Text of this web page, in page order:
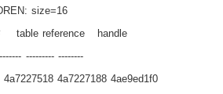
size=16
table reference
handle
--------- --------
4a7227518 4a7227188 4ae9ed1f0